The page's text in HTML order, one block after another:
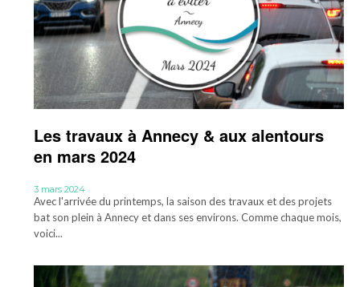
Les travaux à Annecy & aux alentours
en mars 2024
3 mars 2024
Avec l'arrivée du printemps, la saison des travaux et des projets
bat son plein à Annecy et dans ses environs. Comme chaque mois,
voici...